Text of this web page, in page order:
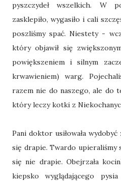
pyszczydeł wszelkich. W
zasklepiło, wygasiło i cali
poszliśmy spać. Niestety -
który objawił się
powiększeniem i silnym
krwawieniem) warg.
razem nie do naszego, ale do
który leczy kotki z
Pani doktor usiłowała
się drapie. Twardo upieraliśmy
się nie drapie. Obejrzała
kiepsko wyglądającego